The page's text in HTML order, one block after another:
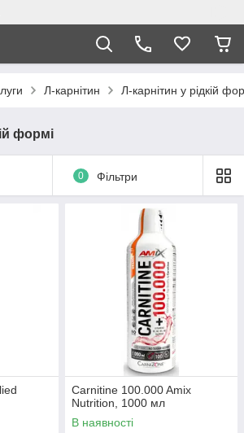
Л-карнітин Л-карнітин у рідкій
формі
0 Фільтри
Carnitine 100.000 Amix
Nutrition, 1000 мл
В наявності